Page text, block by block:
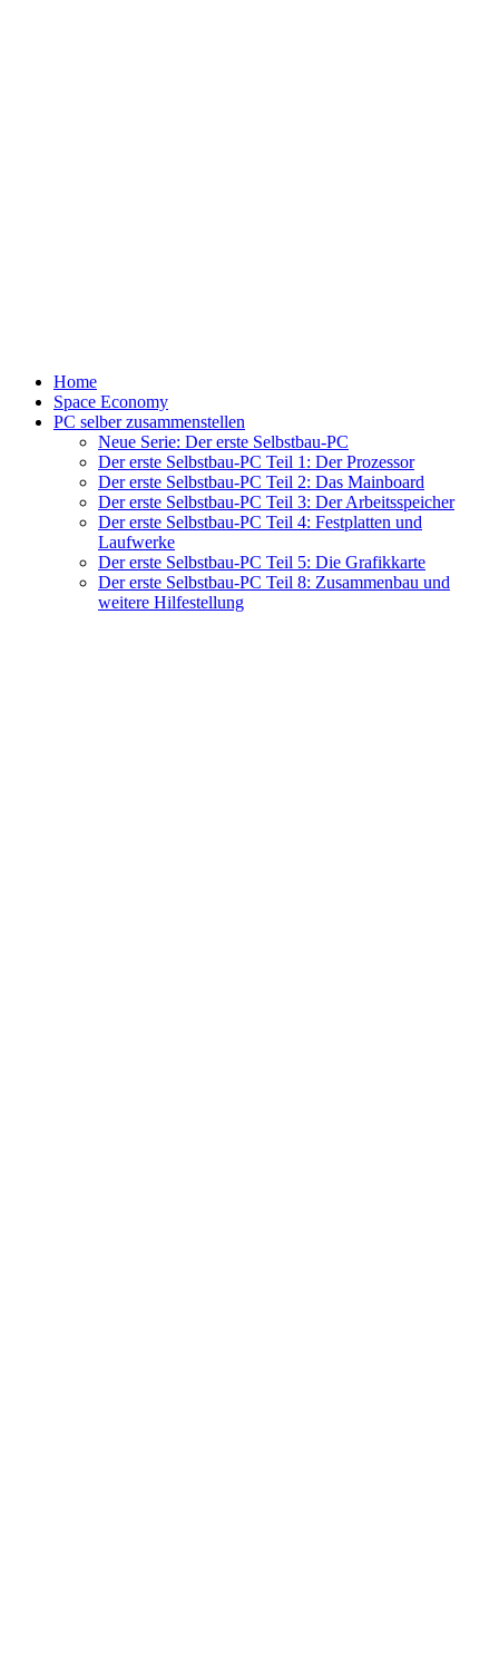
Home
Space Economy
PC selber zusammenstellen
Neue Serie: Der erste Selbstbau-PC
Der erste Selbstbau-PC Teil 1: Der Prozessor
Der erste Selbstbau-PC Teil 2: Das Mainboard
Der erste Selbstbau-PC Teil 3: Der Arbeitsspeicher
Der erste Selbstbau-PC Teil 4: Festplatten und
Laufwerke
Der erste Selbstbau-PC Teil 5: Die Grafikkarte
Der erste Selbstbau-PC Teil 8: Zusammenbau und
weitere Hilfestellung